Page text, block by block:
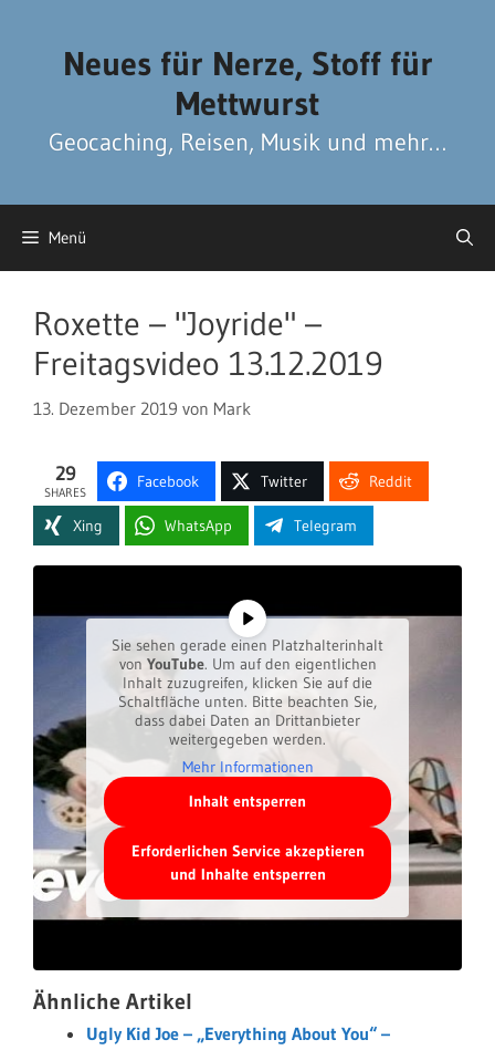
Neues für Nerze, Stoff für
Mettwurst
Geocaching, Reisen, Musik und mehr…
Menü
Roxette – "Joyride" –
Freitagsvideo 13.12.2019
13. Dezember 2019 von Mark
29
SHARES
Facebook Twitter Reddit
Xing WhatsApp Telegram
Sie sehen gerade einen Platzhalterinhalt
von YouTube. Um auf den eigentlichen
Inhalt zuzugreifen, klicken Sie auf die
Schaltfläche unten. Bitte beachten Sie,
dass dabei Daten an Drittanbieter
weitergegeben werden.
Mehr Informationen
Inhalt entsperren
Erforderlichen Service akzeptieren
und Inhalte entsperren
Ähnliche Artikel
Ugly Kid Joe – „Everything About You“ –